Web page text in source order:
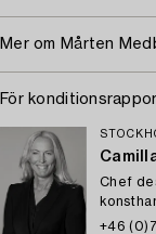
Mer om Mårten
För
Chef
+46